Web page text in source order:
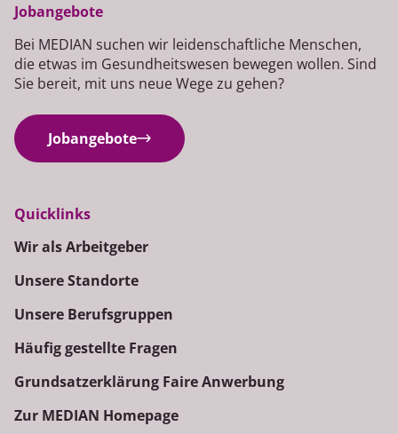
Jobangebote
Bei MEDIAN suchen wir leidenschaftliche Menschen,
die etwas im Gesundheitswesen bewegen wollen. Sind
Sie bereit, mit uns neue Wege zu gehen?
Jobangebote
Quicklinks
Wir als Arbeitgeber
Unsere Standorte
Unsere Berufsgruppen
Häufig gestellte Fragen
Grundsatzerklärung Faire Anwerbung
Zur MEDIAN Homepage